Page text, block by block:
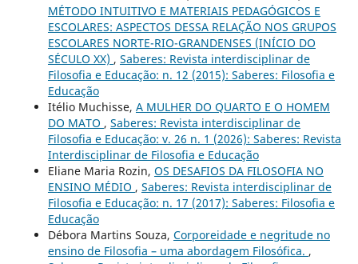
MÉTODO INTUITIVO E MATERIAIS PEDAGÓGICOS E
ESCOLARES: ASPECTOS DESSA RELAÇÃO NOS GRUPOS
ESCOLARES NORTE-RIO-GRANDENSES (INÍCIO DO
SÉCULO XX) , Saberes: Revista interdisciplinar de
Filosofia e Educação: n. 12 (2015): Saberes: Filosofia e
Educação
Itélio Muchisse, A MULHER DO QUARTO E O HOMEM
DO MATO , Saberes: Revista interdisciplinar de
Filosofia e Educação: v. 26 n. 1 (2026): Saberes: Revista
Interdisciplinar de Filosofia e Educação
Eliane Maria Rozin, OS DESAFIOS DA FILOSOFIA NO
ENSINO MÉDIO , Saberes: Revista interdisciplinar de
Filosofia e Educação: n. 17 (2017): Saberes: Filosofia e
Educação
Débora Martins Souza, Corporeidade e negritude no
ensino de Filosofia – uma abordagem Filosófica. ,